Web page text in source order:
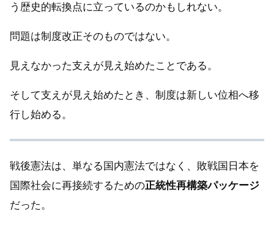
う歴史的転換点に立っているのかもしれない。
問題は制度改正そのものではない。
見えなかった支えが見え始めたことである。
そして支えが見え始めたとき、制度は新しい位相へ移
行し始める。
戦後憲法は、単なる国内憲法ではなく、敗戦国日本を
国際社会に再接続するための正統性再構築パッケージ
だった。